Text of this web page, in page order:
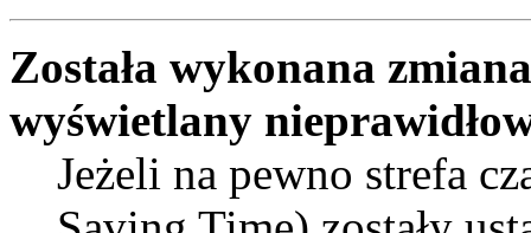
Została wykonana
wyświetlany
Jeżeli na pewno strefa